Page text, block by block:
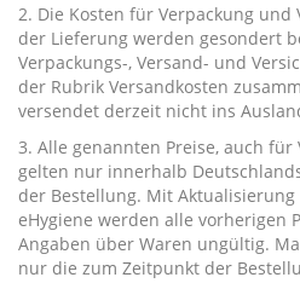
2. Die Kosten für Verpackung und
der Lieferung werden gesondert
Verpackungs-, Versand- und
der Rubrik Versandkosten
versendet derzeit nicht ins
3. Alle genannten Preise, auch für
gelten nur innerhalb
der Bestellung. Mit Aktualisierung
eHygiene werden alle vorherigen
Angaben über Waren ungültig.
nur die zum Zeitpunkt der